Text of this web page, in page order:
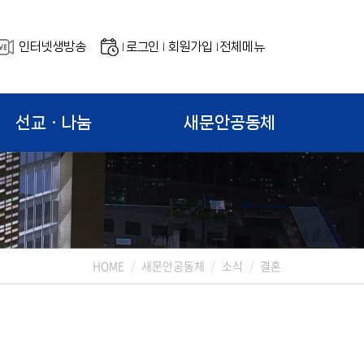
인터넷생방송 로그인 회원가입 전체메뉴
선교ㆍ나눔 새문안공동체
HOME 새문안공동체 소식 결혼